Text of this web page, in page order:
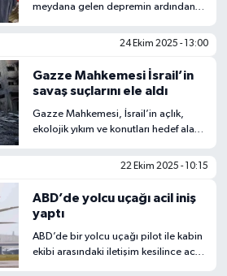
meydana gelen depremin ardından
desteği sağlıyor. Mobil mutfaklar
24 Ekim 2025 - 13:00
Gazze Mahkemesi İsrail’in
savaş suçlarını ele aldı
Gazze Mahkemesi, İsrail’in açlık,
ekolojik yıkım ve konutları hedef alan
uluslararası hukuka etkisi bekleniyor.
22 Ekim 2025 - 10:15
ABD’de yolcu uçağı acil iniş
yaptı
ABD’de bir yolcu uçağı pilot ile kabin
ekibi arasındaki iletişim kesilince acil